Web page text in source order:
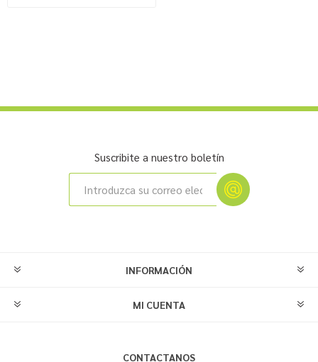
Suscribite a nuestro boletín
INFORMACIÓN
MI CUENTA
CONTACTANOS